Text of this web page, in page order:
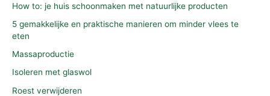
How to: je huis schoonmaken met natuurlijke producten
5 gemakkelijke en praktische manieren om minder vlees te
eten
Massaproductie
Isoleren met glaswol
Roest verwijderen